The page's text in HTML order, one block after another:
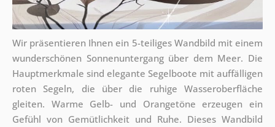
Wir präsentieren Ihnen ein 5-teiliges Wandbild mit einem
wunderschönen Sonnenuntergang über dem Meer. Die
Hauptmerkmale sind elegante Segelboote mit auffälligen
roten Segeln, die über die ruhige Wasseroberfläche
gleiten. Warme Gelb- und Orangetöne erzeugen ein
Gefühl von Gemütlichkeit und Ruhe. Dieses Wandbild